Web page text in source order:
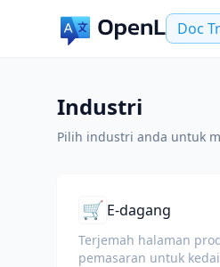
Doc
Industri
Pilih industri anda untuk
🛒 E-dagang
Terjemah halaman
pemasaran untuk